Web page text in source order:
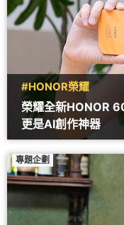
#HONOR榮耀
榮耀全新HONOR
更是AI創作神器
專題企劃